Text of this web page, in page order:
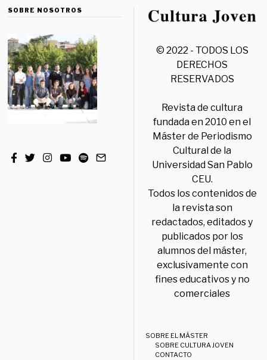
SOBRE NOSOTROS
© 2022 - TODOS LOS
DERECHOS
RESERVADOS
Revista de cultura
fundada en 2010 en el
Máster de Periodismo
Cultural de la
Universidad San Pablo
CEU.
Todos los contenidos de
la revista son
redactados, editados y
publicados por los
alumnos del máster,
exclusivamente con
fines educativos y no
comerciales
SOBRE EL MÁSTER
SOBRE CULTURA JOVEN
CONTACTO